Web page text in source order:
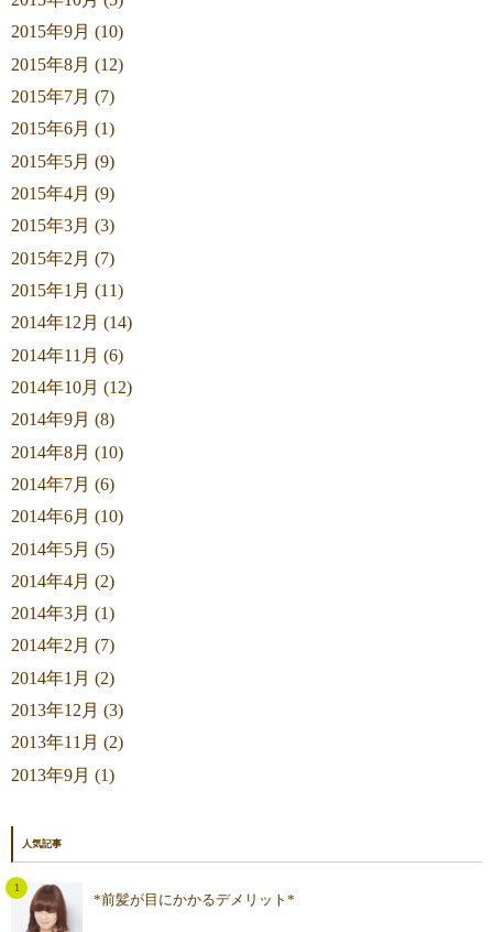
2015年9月 (10)
2015年8月 (12)
2015年7月 (7)
2015年6月 (1)
2015年5月 (9)
2015年4月 (9)
2015年3月 (3)
2015年2月 (7)
2015年1月 (11)
2014年12月 (14)
2014年11月 (6)
2014年10月 (12)
2014年9月 (8)
2014年8月 (10)
2014年7月 (6)
2014年6月 (10)
2014年5月 (5)
2014年4月 (2)
2014年3月 (1)
2014年2月 (7)
2014年1月 (2)
2013年12月 (3)
2013年11月 (2)
2013年9月 (1)
人気記事
*前髪が目にかかるデメリット*